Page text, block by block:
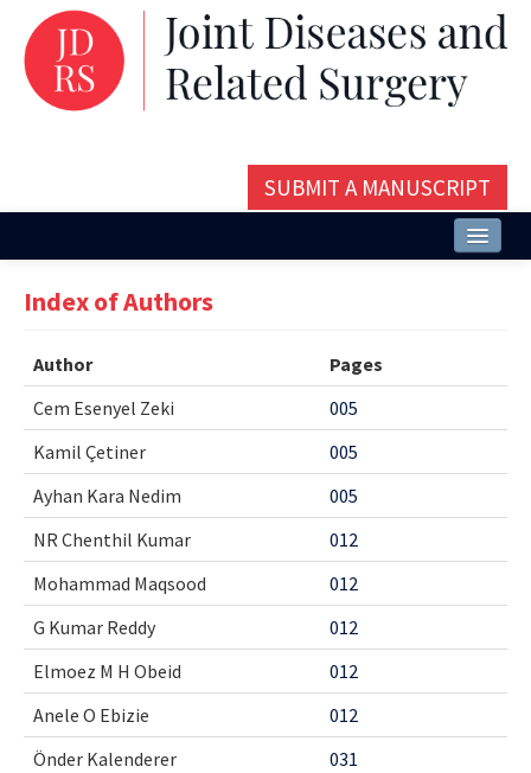
SUBMIT A MANUSCRIPT
Issues and Articles
Editorial Board
Instructions
Aims and Scope
Contact Us
E-ISSN: 2687-4792
Index of Authors
Author
Pages
Cem Esenyel Zeki
005
Kamil Çetiner
005
Ayhan Kara Nedim
005
NR Chenthil Kumar
012
Mohammad Maqsood
012
G Kumar Reddy
012
Elmoez M H Obeid
012
Anele O Ebizie
012
Önder Kalenderer
031